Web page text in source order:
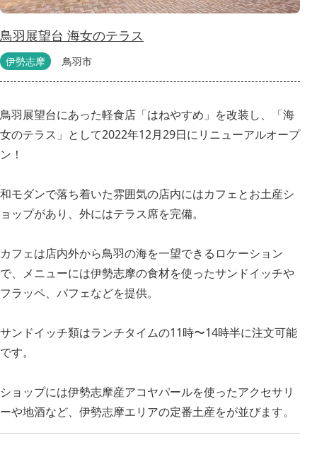
鳥羽展望台 海女のテラス
伊勢志摩 鳥羽市
鳥羽展望台にあった軽食店「はねやすめ」を改装し、「海
女のテラス」として2022年12月29日にリニューアルオープ
ン！
和モダンで落ち着いた雰囲気の店内にはカフェとお土産シ
ョップがあり、外にはテラス席を完備。
カフェは店内外から鳥羽の海を一望できるロケーション
で、メニューには伊勢志摩の食材を使ったサンドイッチや
フラッペ、パフェなどを提供。
サンドイッチ類はランチタイムの11時〜14時半に注文可能
です。
ショップには伊勢志摩産アコヤパールを使ったアクセサリ
ーや地酒など、伊勢志摩エリアの定番土産をが並びます。